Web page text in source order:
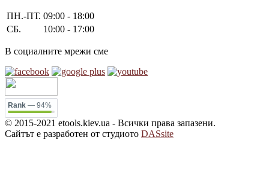
ПН.-ПТ. 09:00 - 18:00
СБ.
10:00 - 17:00
В социалните мрежи сме
Rank — 94%
© 2015-2021 etools.kiev.ua - Всички права запазени.
Сайтът е разработен от студиото DASsite